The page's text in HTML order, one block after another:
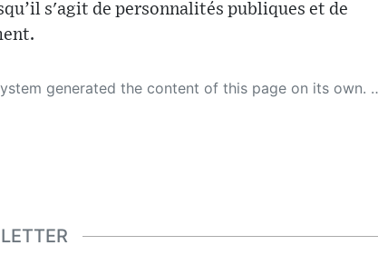
s'agit de personnalités publiques et de
a minimal factual summary that is just enough yet essential for you to function as an informed and educated citizen. Please keep in mind, however, that this system is an evolving technology, and as a result, the article may contain accidental inaccuracies or errors. We urge you to help us improve our site by reporting any inaccuracies you find using the "